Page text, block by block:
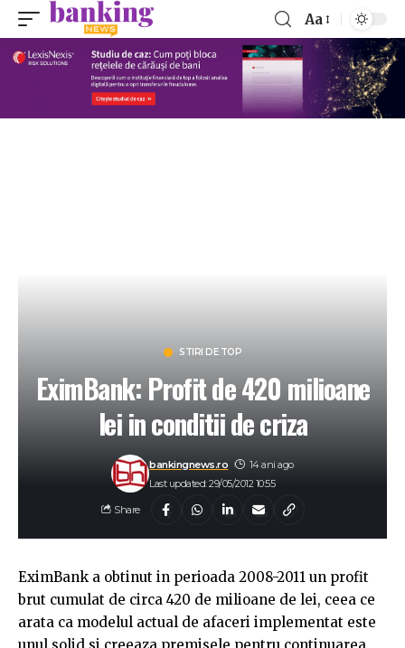
Aa
STIRI DE TOP
EximBank: Profit de 420 milioane
lei in conditii de criza
Last updated: 29/05/2012 10:55
bankingnews.ro 14 ani ago
Share
EximBank a obtinut in perioada 2008-2011 un profit
brut cumulat de circa 420 de milioane de lei, ceea ce
arata ca modelul actual de afaceri implementat este